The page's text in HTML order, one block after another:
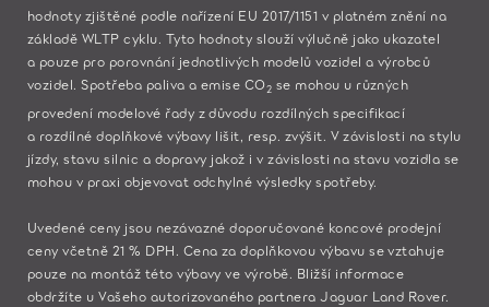
hodnoty zjištěné podle nařízení EU 2017/1151 v platném znění na
základě WLTP cyklu. Tyto hodnoty slouží výlučně jako ukazatel
a pouze pro porovnání jednotlivých modelů vozidel a výrobců
vozidel. Spotřeba paliva a emise CO2 se mohou u různých
provedení modelové řady z důvodu rozdílných specifikací
a rozdílné doplňkové výbavy lišit, resp. zvýšit. V závislosti na stylu
jízdy, stavu silnic a dopravy jakož i v závislosti na stavu vozidla se
mohou v praxi objevovat odchylné výsledky spotřeby.
Uvedené ceny jsou nezávazné doporučované koncové prodejní
ceny včetně 21 % DPH. Cena za doplňkovou výbavu se vztahuje
pouze na montáž této výbavy ve výrobě. Bližší informace
obdržíte u Vašeho autorizovaného partnera Jaguar Land Rover.​